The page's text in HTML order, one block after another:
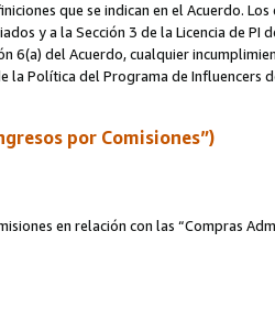
que se indican en el Acuerdo. Los
y a la Sección 3 de la Licencia de PI
6(a) del Acuerdo, cualquier
la Política del Programa de Influencers
por Comisiones”)
en relación con las “Compras